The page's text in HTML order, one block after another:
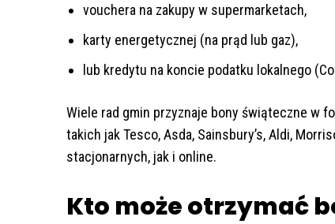
vouchera na zakupy w supermarketach,
karty energetycznej (na prąd lub gaz),
lub kredytu na koncie podatku lokalnego
Wiele rad gmin przyznaje bony świąteczne w
takich jak Tesco, Asda, Sainsbury’s, Aldi,
stacjonarnych, jak i online.
Kto może otrzymać